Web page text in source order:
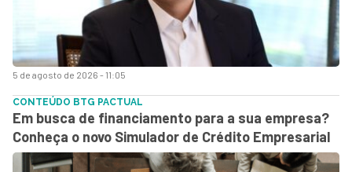
5 de agosto de 2026 - 11:05
CONTEÚDO BTG PACTUAL
Em busca de financiamento para a sua empresa?
Conheça o novo Simulador de Crédito Empresarial